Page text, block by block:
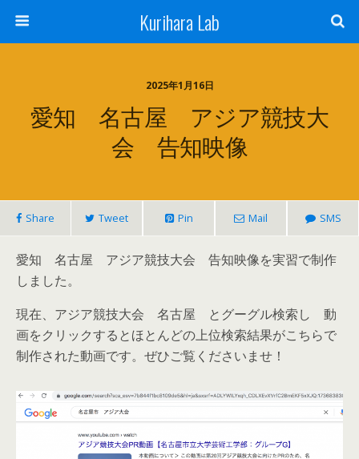
Kurihara Lab
2025年1月16日
愛知 名古屋 アジア競技大
会 告知映像
Share Tweet Pin Mail SMS
愛知 名古屋 アジア競技大会 告知映像を実習で制作
しました。
現在、アジア競技大会 名古屋 とグーグル検索し 動
画をクリックするとほとんどの上位検索結果がこちらで
制作された動画です。ぜひご覧くださいませ！